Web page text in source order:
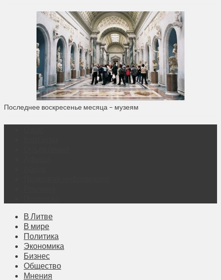
Последнее воскресенье месяца – музеям
В Литве
В мире
Политика
Экономика
Бизнес
Общество
Мнения